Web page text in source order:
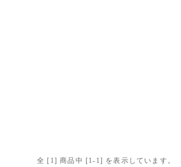
全 [ 1] 商品中 [1- 1] を表示しています。